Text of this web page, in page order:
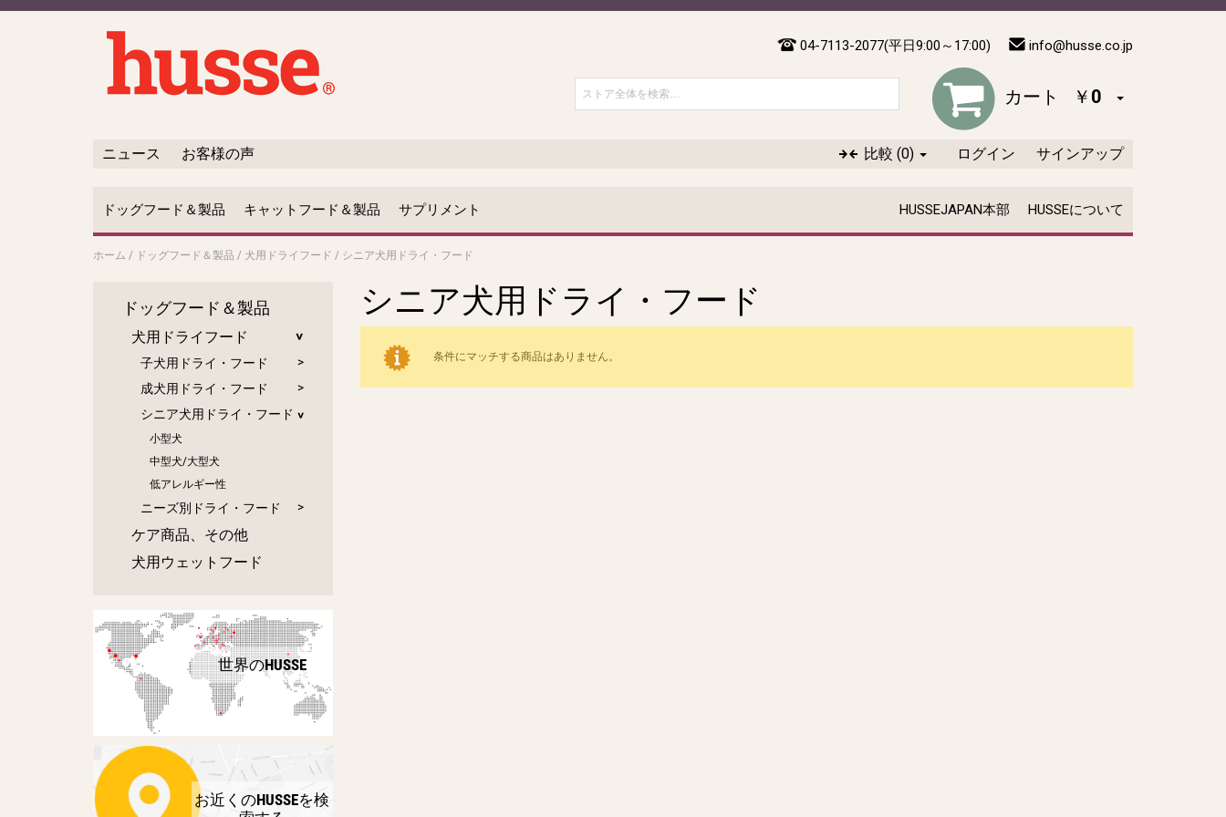
04-7113-2077(平日9:00～17:00) info@husse.co.jp
カート ￥0
比較 (0) ログイン サインアップ
ニュース お客様の声
ドッグフード＆製品 キャットフード＆製品 サプリメント HUSSEJAPAN本部 HUSSEについて
ホーム / ドッグフード＆製品 / 犬用ドライフード / シニア犬用ドライ・フード
シニア犬用ドライ・フード
条件にマッチする商品はありません。
ドッグフード＆製品
犬用ドライフード
子犬用ドライ・フード
成犬用ドライ・フード
シニア犬用ドライ・フード
小型犬
中型犬/大型犬
低アレルギー性
ニーズ別ドライ・フード
ケア商品、その他
犬用ウェットフード
世界のHUSSE
お近くのHUSSEを検